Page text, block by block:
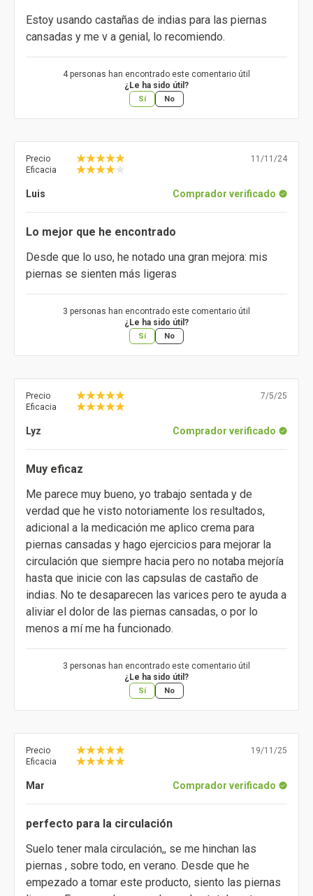
Estoy usando castañas de indias para las piernas
cansadas y me v a genial, lo recomiendo.
4 personas han encontrado este comentario útil
¿Le ha sido útil?
Sí No
Precio
Eficacia
11/11/24
Luis Comprador verificado
Lo mejor que he encontrado
Desde que lo uso, he notado una gran mejora: mis
piernas se sienten más ligeras
3 personas han encontrado este comentario útil
¿Le ha sido útil?
Sí No
Precio
Eficacia
7/5/25
Lyz Comprador verificado
Muy eficaz
Me parece muy bueno, yo trabajo sentada y de
verdad que he visto notoriamente los resultados,
adicional a la medicación me aplico crema para
piernas cansadas y hago ejercicios para mejorar la
circulación que siempre hacia pero no notaba mejoría
hasta que inicie con las capsulas de castaño de
indias. No te desaparecen las varices pero te ayuda a
aliviar el dolor de las piernas cansadas, o por lo
menos a mí me ha funcionado.
3 personas han encontrado este comentario útil
¿Le ha sido útil?
Sí No
Precio
Eficacia
19/11/25
Mar Comprador verificado
perfecto para la circulación
Suelo tener mala circulación,, se me hinchan las
piernas , sobre todo, en verano. Desde que he
empezado a tomar este producto, siento las piernas